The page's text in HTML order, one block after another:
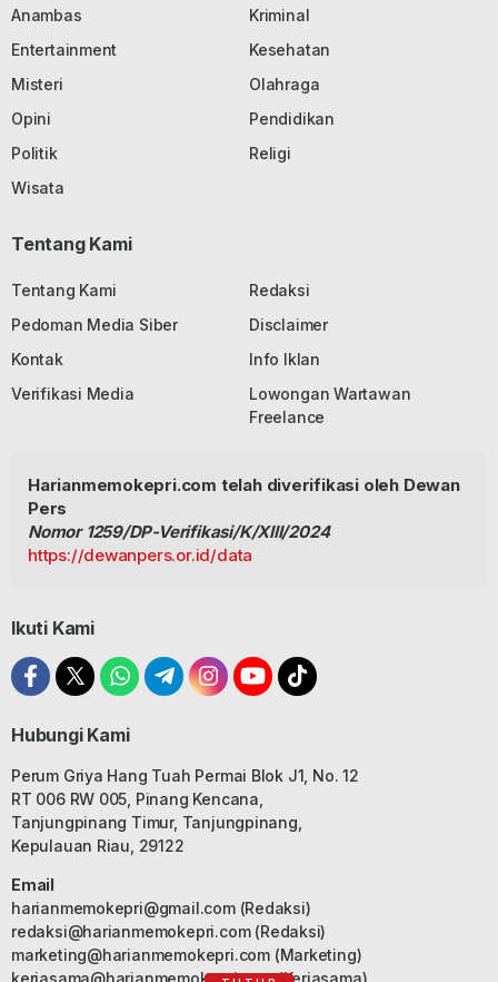
Anambas
Kriminal
Entertainment
Kesehatan
Misteri
Olahraga
Opini
Pendidikan
Politik
Religi
Wisata
Tentang Kami
Tentang Kami
Redaksi
Pedoman Media Siber
Disclaimer
Kontak
Info Iklan
Verifikasi Media
Lowongan Wartawan
Freelance
Harianmemokepri.com telah diverifikasi oleh Dewan
Pers
Nomor 1259/DP-Verifikasi/K/XIII/2024
https://dewanpers.or.id/data
Ikuti Kami
Hubungi Kami
Perum Griya Hang Tuah Permai Blok J1, No. 12
RT 006 RW 005, Pinang Kencana,
Tanjungpinang Timur, Tanjungpinang,
Kepulauan Riau, 29122
Email
harianmemokepri@gmail.com(Redaksi)
redaksi@harianmemokepri.com(Redaksi)
marketing@harianmemokepri.com(Marketing)
kerjasama@harianmemokepri.com(Kerjasama)